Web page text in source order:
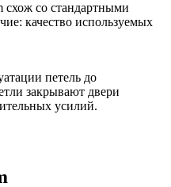
со стандартными
качество используемых
петель до
закрывают двери
усилий.